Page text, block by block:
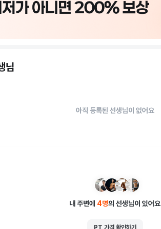
님
아직 등록된 선생님이 없어요
내 주변에 4명의 선생님이 있어요
PT 가격 확인하기